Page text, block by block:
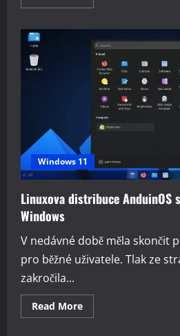
more
podpora
Windows
verze
23H2
Windows 11
Linuxova distribuce AnduinOS
Windows
V nedávné době měla skončit
pro běžné uživatele. Tlak ze
zakročila...
Read MoreRead
more